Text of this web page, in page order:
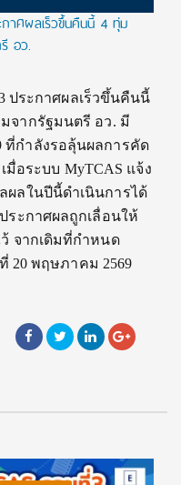
าศผลเร็วขึ้นคืนนี้ 4 ทุ่ม
อว.
ประกาศผลเร็วขึ้นคืนนี้
จากรัฐมนตรี อว. มี
ที่กำลังรอลุ้นผลการคัด
เมื่อระบบ MyTCAS แจ้ง
ผลในปีนี้ดำเนินการได้
ระกาศผลถูกเลื่อนให้
จากเดิมที่กำหนด
20 พฤษภาคม 2569